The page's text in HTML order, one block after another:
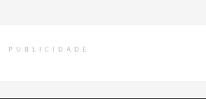
PUBLICIDADE